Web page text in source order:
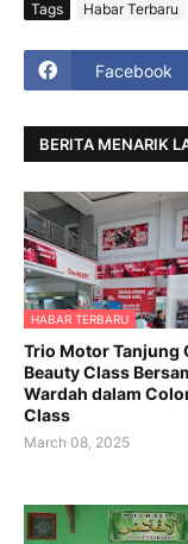
Tags Habar Terbaru
Facebook
BERITA MENARIK
HABAR TERBARU
Trio Motor Tanjung
Beauty Class
Wardah dalam
Class
March 08, 2025